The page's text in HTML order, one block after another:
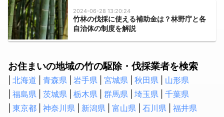
毛虫・チャドクガ駆除
コウモリ駆除
クモ駆除
ムカデ・ヤスデ・ゲジゲジ駆除
水のトラブル
水道のつまり修理
浄水器の取付・交換
2024-06-28 13:20:24
竹林の伐採に使える補助金は？林野庁と各
自治体の制度を解説
お住まいの地域の竹の駆除・伐採業者を検索
北海道 青森県 岩手県 宮城県 秋田県
山形県
福島県
茨城県 栃木県 群馬県 埼玉県
千葉県
東京都
神奈川県 新潟県 富山県 石川県
福井県